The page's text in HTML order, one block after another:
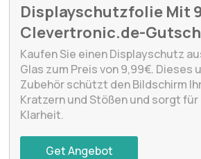
Displayschutzfolie Mit
Clevertronic.de-
Kaufen Sie einen Displayschutz
Glas zum Preis von 9,99€. Dieses
Zubehör schützt den Bildschirm
Kratzern und Stößen und sorgt
Klarheit.
Get Angebot